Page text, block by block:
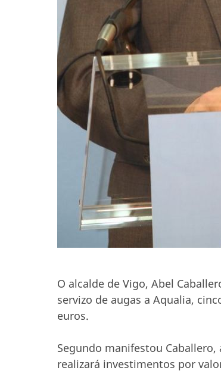
O alcalde de Vigo, Abel
servizo de augas a Aqualia,
euros.
Segundo manifestou
realizará investimentos por